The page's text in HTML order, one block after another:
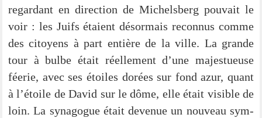
regar­dant en direc­tion de Michels­berg pou­vait le
voir : les Juifs étai­ent désor­mais recon­nus com­me
des citoy­ens à part entiè­re de la ville. La gran­de
tour à bul­be était réel­le­ment d’une maje­stueu­se
fée­rie, avec ses étoi­les dorées sur fond azur, quant
à l’étoile de David sur le dôme, elle était visi­ble de
loin. La syn­ago­gue était deve­nue un nou­veau sym­